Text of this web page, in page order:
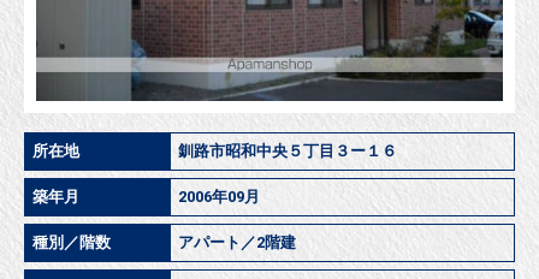
所在地 釧路市昭和中央５丁目３ー１６
築年月 2006年09月
種別／階数 アパート／2階建